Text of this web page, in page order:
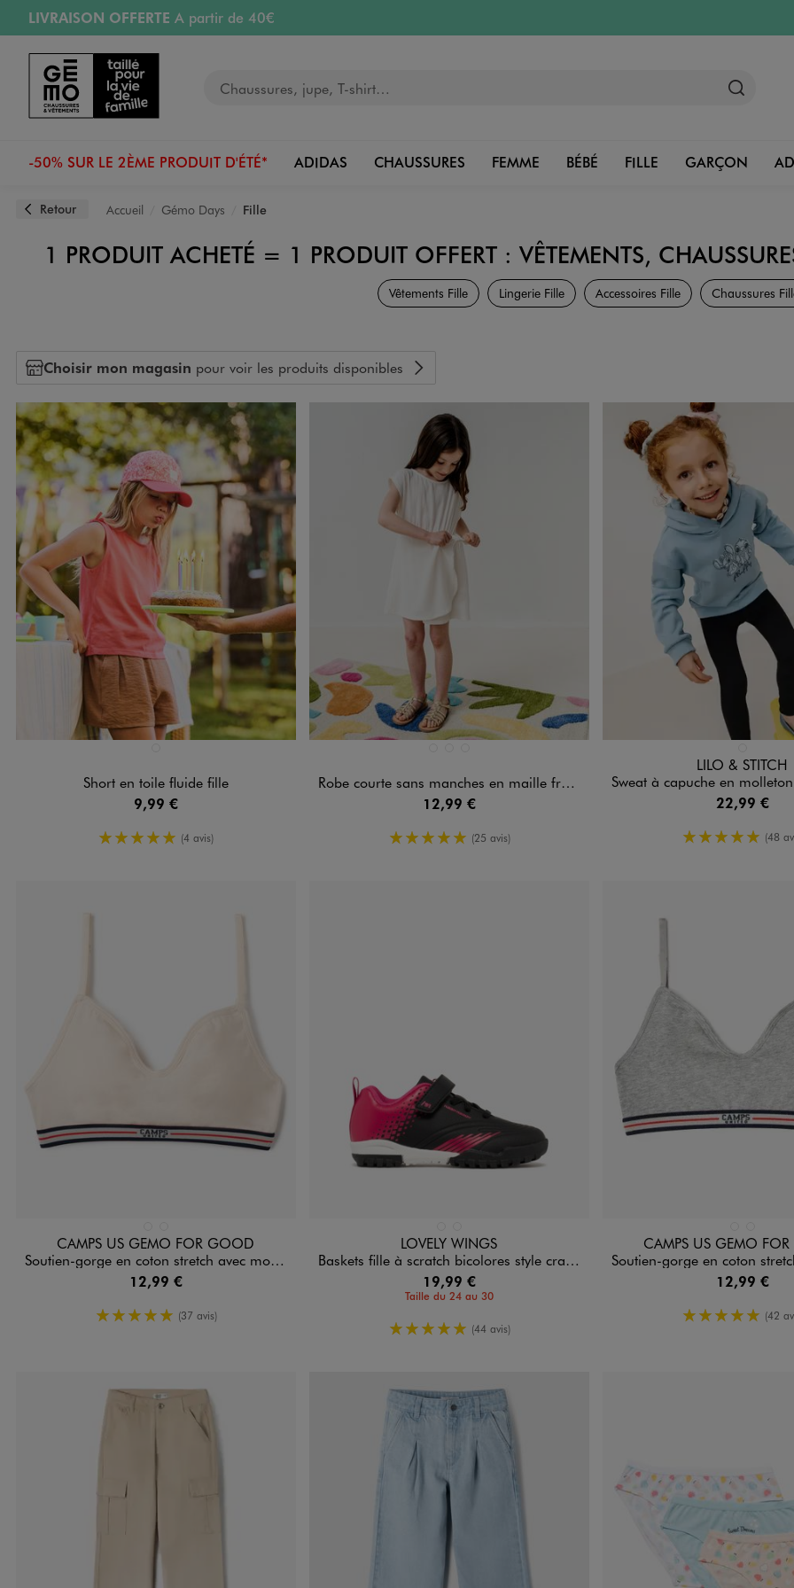
Aller au contenu principal
Aller à la navigation
LIVRAISON OFFERTE A partir de 40€
RETRAIT ET LIVRAISON OFFERTE
PAYEZ EN 3x SANS FRAIS
dès 50€
Retours OFFERTSpendant 30 jours
-50% SUR LE 2ÈME PRODUIT D'ÉTÉ* ADIDAS CHAUSSURES FEMME BÉBÉ FILLE GARÇON
Retour Accueil Gémo Days Fille
1 PRODUIT ACHETÉ = 1 PRODUIT OFFERT : VÊTEMENTS,
Fille
Vêtements Fille Lingerie Fille Accessoires Fille Chaussures
Choisir mon magasin pour voir les produits disponibles
Short en toile fluide fille
9,99 €
5/5 de moyenne
(4 avis)
Robe courte sans manches en maille froissée fille
12,99 €
5/5 de moyenne
(25 avis)
LILO & STITCH
Sweat à capuche en molleton
22,99 €
5/5 de
(48
CAMPS US GEMO FOR GOOD
Soutien-gorge en coton stretch avec mousse amovibles fille - Camps United
12,99 €
5/5 de moyenne
(37 avis)
LOVELY WINGS
Baskets fille à scratch bicolores style crampons
19,99 €
Taille du 24 au 30
5/5 de moyenne
(44 avis)
CAMPS US GEMO
Soutien-gorge en coton stretch avec mousse
12,99 €
5/5 de
(42